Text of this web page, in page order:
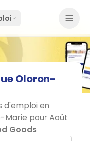
Oloron-
d'emploi en
Marie pour Août
Goods
entreprise